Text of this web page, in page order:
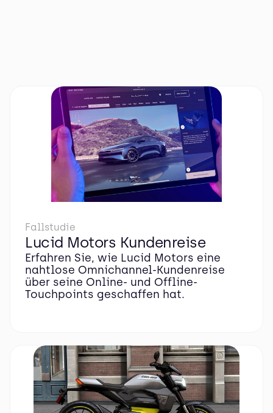
Fallstudie
Lucid Motors Kundenreise
Erfahren Sie, wie Lucid Motors eine
nahtlose Omnichannel-Kundenreise
über seine Online- und Offline-
Touchpoints geschaffen hat.